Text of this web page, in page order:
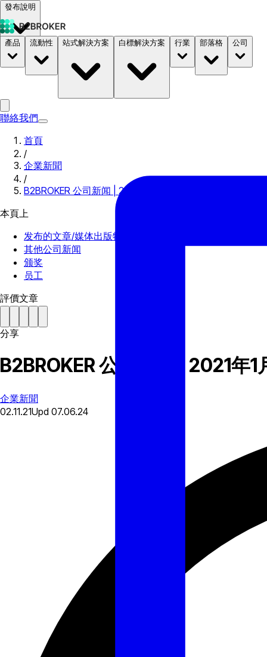
發布說明
文件 定價 B2STORE
產品 流動性 站式解決方案 白標解決方案 行業 部落格 公司
聯絡我們
首頁
/
企業新聞
/
B2BROKER 公司新闻 | 2021年1月11日
本頁上
发布的文章/媒体出版物
其他公司新闻
颁奖
员工
評價文章
分享
B2BROKER 公司新闻 | 2021年1
企業新聞
02.11.21Upd 07.06.24